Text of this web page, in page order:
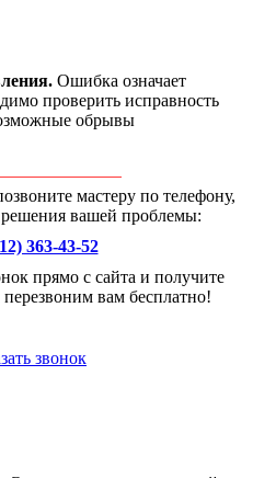
Ошибка означает
проверить исправность
обрывы
мастеру по телефону,
вашей проблемы:
363-43-52
прямо с сайта и получите
вам бесплатно!
звонок